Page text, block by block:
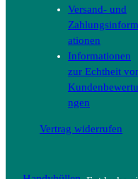
Versand- und
Zahlungsinform
ationen
Informationen
zur Echtheit
Kundenbewertu
ngen
Vertrag widerrufen